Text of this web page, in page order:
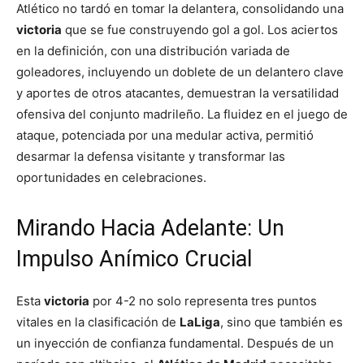
Atlético no tardó en tomar la delantera, consolidando una
victoria que se fue construyendo gol a gol. Los aciertos
en la definición, con una distribución variada de
goleadores, incluyendo un doblete de un delantero clave
y aportes de otros atacantes, demuestran la versatilidad
ofensiva del conjunto madrileño. La fluidez en el juego de
ataque, potenciada por una medular activa, permitió
desarmar la defensa visitante y transformar las
oportunidades en celebraciones.
Mirando Hacia Adelante: Un
Impulso Anímico Crucial
Esta victoria por 4-2 no solo representa tres puntos
vitales en la clasificación de LaLiga, sino que también es
un inyección de confianza fundamental. Después de un